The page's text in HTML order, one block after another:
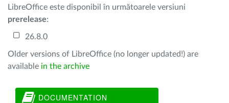
LibreOffice este disponibil în următoarele versiuni
prerelease:
26.8.0
Older versions of LibreOffice (no longer updated!) are
available in the archive
DOCUMENTATION